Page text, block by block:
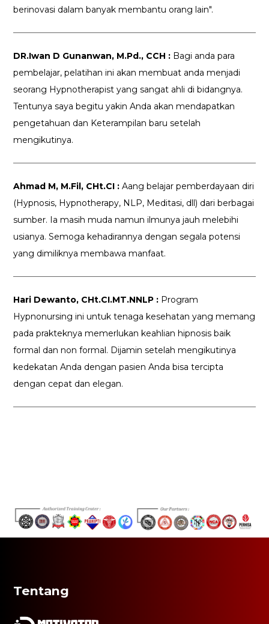
berinovasi dalam banyak membantu orang lain".
DR.Iwan D Gunanwan, M.Pd., CCH : Bagi anda para
pembelajar, pelatihan ini akan membuat anda menjadi
seorang Hypnotherapist yang sangat ahli di bidangnya.
Tentunya saya begitu yakin Anda akan mendapatkan
pengetahuan dan Keterampilan baru setelah
mengikutinya.
Ahmad M, M.Fil, CHt.CI : Aang belajar pemberdayaan diri
(Hypnosis, Hypnotherapy, NLP, Meditasi, dll) dari berbagai
sumber. Ia masih muda namun ilmunya jauh melebihi
usianya. Semoga kehadirannya dengan segala potensi
yang dimiliknya membawa manfaat.
Hari Dewanto, CHt.CI.MT.NNLP : Program
Hypnonursing ini untuk tenaga kesehatan yang memang
pada prakteknya memerlukan keahlian hipnosis baik
formal dan non formal. Dijamin setelah mengikutinya
kedekatan Anda dengan pasien Anda bisa tercipta
dengan cepat dan elegan.
Tentang